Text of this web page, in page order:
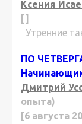
Ксения
[]
Утренние
ПО
Дмитрий
опыта)
[6 августа